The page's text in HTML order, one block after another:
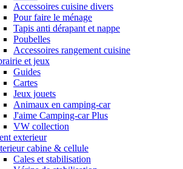
Accessoires cuisine divers
Pour faire le ménage
Tapis anti dérapant et nappe
Poubelles
Accessoires rangement cuisine
et jeux
Guides
Cartes
Jeux jouets
Animaux en camping-car
J'aime Camping-car Plus
VW collection
exterieur
cabine & cellule
Cales et stabilisation